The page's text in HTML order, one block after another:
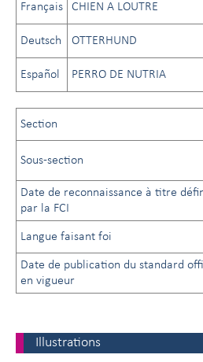
Français CHIEN A LOUTRE
Deutsch OTTERHUND
Español PERRO DE NUTRIA
Section
Sous-section
Date de reconnaissance à titre
par la FCI
Langue faisant foi
Date de publication du standard
en vigueur
Illustrations